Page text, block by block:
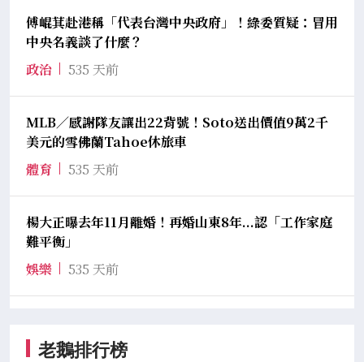
傅崐萁赴港稱「代表台灣中央政府」！綠委質疑：冒用
中央名義談了什麼？
政治
535 天前
MLB／感謝隊友讓出22背號！Soto送出價值9萬2千
美元的雪佛蘭Tahoe休旅車
體育
535 天前
楊大正曝去年11月離婚！再婚山東8年...認「工作家庭
難平衡」
娛樂
535 天前
老鵝排行榜